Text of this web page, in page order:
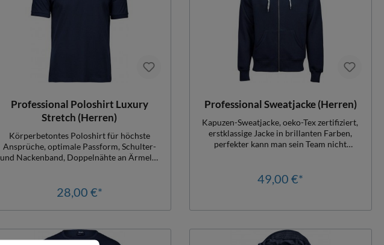
Professional Poloshirt Luxury
Stretch (Herren)
Körperbetontes Poloshirt für höchste
Ansprüche, optimale Passform, Schulter-
und Nackenband, Doppelnähte an Ärmeln,
Knopf-Leiste, Herrengröße, 3-Knopf-Leiste,
Slim, hoher Tragekomfort, Material:
215gr./qm, 95% Baumwolle, 5% Elastan
28,00 €*
Professional Sweatjacke (Herren)
Kapuzen-Sweatjacke, oeko-Tex zertifiziert,
erstklassige Jacke in brillanten Farben,
perfekter kann man sein Team nicht
formbeständig, hoher Tragekomfort,
Damengr. Leicht tailliert, Herrengr. Slim.
Polyester
49,00 €*